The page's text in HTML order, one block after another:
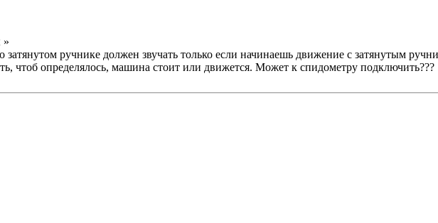
»
затянутом ручнике должен звучать только если начинаешь движение с затянутым
чтоб определялось, машина стоит или движется. Может к спидометру подключить???